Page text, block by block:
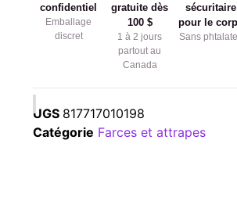
confidentiel
Emballage
discret
gratuite dès
100 $
1 à 2 jours
partout au
Canada
sécuritaire
pour le
Sans
UGS 817717010198
Catégorie Farces et attrapes